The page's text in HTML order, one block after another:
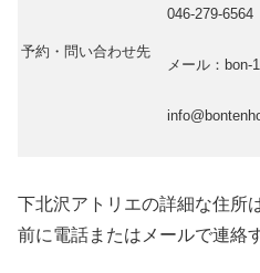
予約・問い合わせ先
046-279-6564
メール：bon-
下北沢アトリエの詳細な住所
前に電話またはメールで連絡